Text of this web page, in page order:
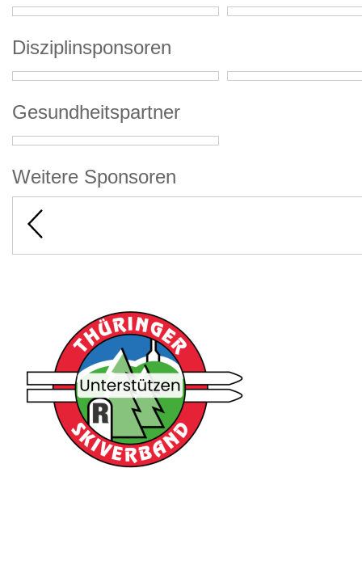
Disziplinsponsoren
Gesundheitspartner
Weitere Sponsoren